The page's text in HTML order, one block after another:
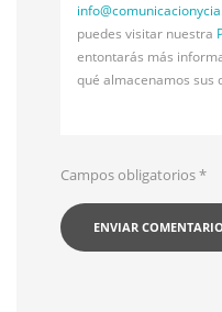
info@
puedes visitar nuestra
entontarás más
qué almacenamos sus
Campos obligatorios*